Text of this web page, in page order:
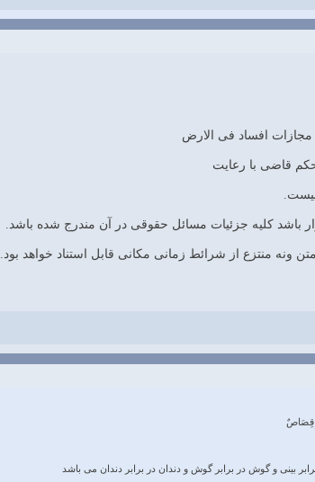
مجازات افساد فی الارض
قاضی با رعایت
باشد کلیه جزئیات مسائل حقوقی در آن مندرج شده باشد.
ونه منتزع از شرائط زمانی مکانی قابل استناد خواهد بود.
قِصَاصٌ
بينى و گوش در برابر گوش و دندان در برابر دندان مى ‏باشد